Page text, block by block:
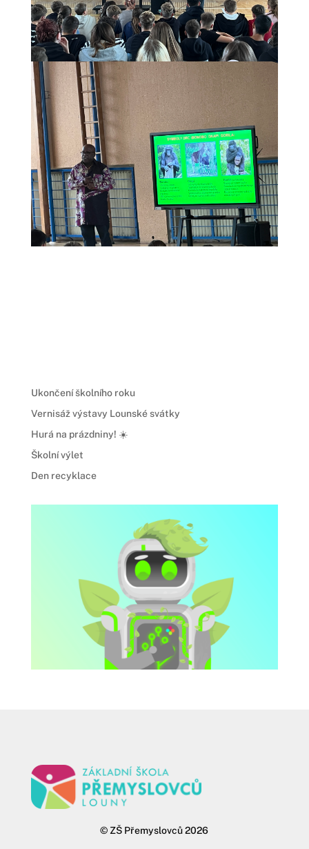
Ukončení školního roku
Vernisáž výstavy Lounské svátky
Hurá na prázdniny! ☀️
Školní výlet
Den recyklace
© ZŠ Přemyslovců 2026